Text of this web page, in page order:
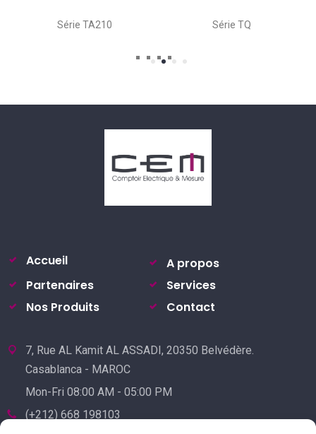
Série TA210 Série TQ
Accueil
A propos
Partenaires
Services
Nos Produits
Contact
7, Rue AL Kamit AL ASSADI, 20350 Belvédère.
Casablanca - MAROC
Mon-Fri 08:00 AM - 05:00 PM
(+212) 668 198103